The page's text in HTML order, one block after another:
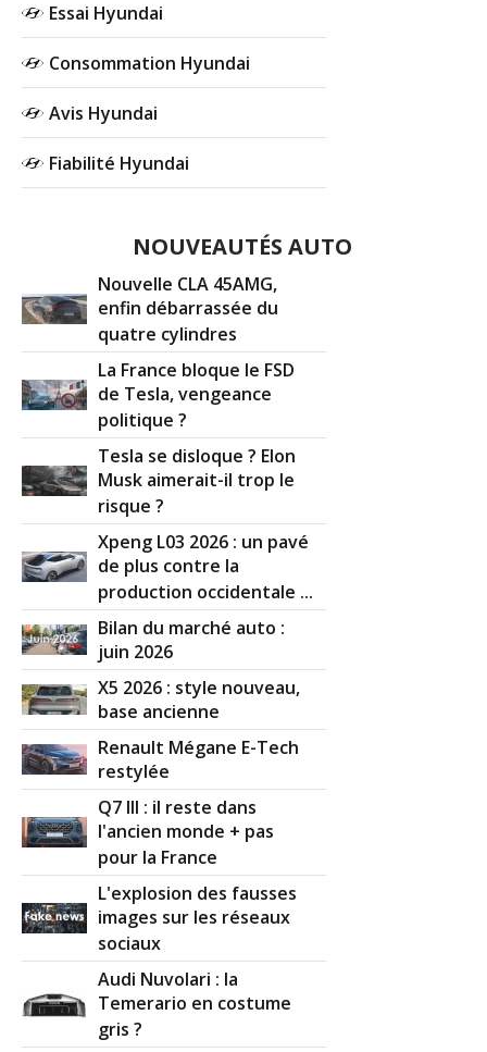
Essai Hyundai
Consommation Hyundai
Avis Hyundai
Fiabilité Hyundai
NOUVEAUTÉS AUTO
Nouvelle CLA 45AMG,
enfin débarrassée du
quatre cylindres
La France bloque le FSD
de Tesla, vengeance
politique ?
Tesla se disloque ? Elon
Musk aimerait-il trop le
risque ?
Xpeng L03 2026 : un pavé
de plus contre la
production occidentale ...
Bilan du marché auto :
juin 2026
X5 2026 : style nouveau,
base ancienne
Renault Mégane E-Tech
restylée
Q7 III : il reste dans
l'ancien monde + pas
pour la France
L'explosion des fausses
images sur les réseaux
sociaux
Audi Nuvolari : la
Temerario en costume
gris ?